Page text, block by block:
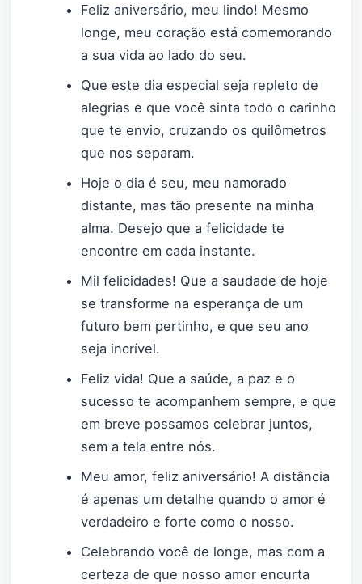
Feliz aniversário, meu lindo! Mesmo
longe, meu coração está comemorando
a sua vida ao lado do seu.
Que este dia especial seja repleto de
alegrias e que você sinta todo o carinho
que te envio, cruzando os quilômetros
que nos separam.
Hoje o dia é seu, meu namorado
distante, mas tão presente na minha
alma. Desejo que a felicidade te
encontre em cada instante.
Mil felicidades! Que a saudade de hoje
se transforme na esperança de um
futuro bem pertinho, e que seu ano
seja incrível.
Feliz vida! Que a saúde, a paz e o
sucesso te acompanhem sempre, e que
em breve possamos celebrar juntos,
sem a tela entre nós.
Meu amor, feliz aniversário! A distância
é apenas um detalhe quando o amor é
verdadeiro e forte como o nosso.
Celebrando você de longe, mas com a
certeza de que nosso amor encurta